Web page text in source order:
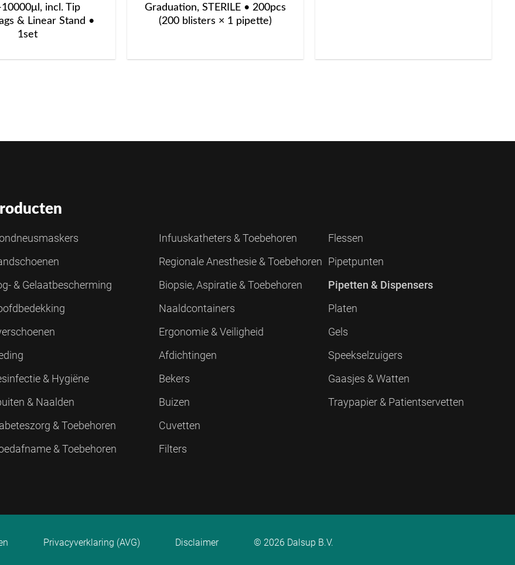
incl. Tip
& Linear Stand •
1set
Graduation, STERILE • 200pcs
(200 blisters × 1 pipette)
& Gelaatbescherming
& Hygiëne
& Naalden
& Toebehoren
& Toebehoren
Infuuskatheters & Toebehoren
Regionale Anesthesie & Toebehoren
Biopsie, Aspiratie & Toebehoren
Naaldcontainers
Ergonomie & Veiligheid
Afdichtingen
Bekers
Buizen
Cuvetten
Filters
Flessen
Pipetpunten
Pipetten & Dispensers
Platen
Gels
Speekselzuigers
Gaasjes & Watten
Traypapier & Patientservetten
Privacyverklaring (AVG) Disclaimer © 2026 Dalsup B.V.